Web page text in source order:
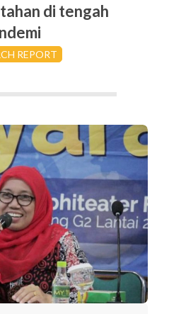
di tengah
REPORT